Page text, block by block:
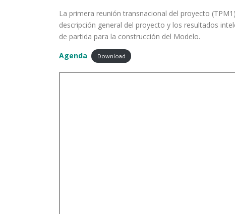
La primera reunión transnacional del proyecto
descripción general del proyecto y los resultados
de partida para la construcción del Modelo.
Agenda
Download